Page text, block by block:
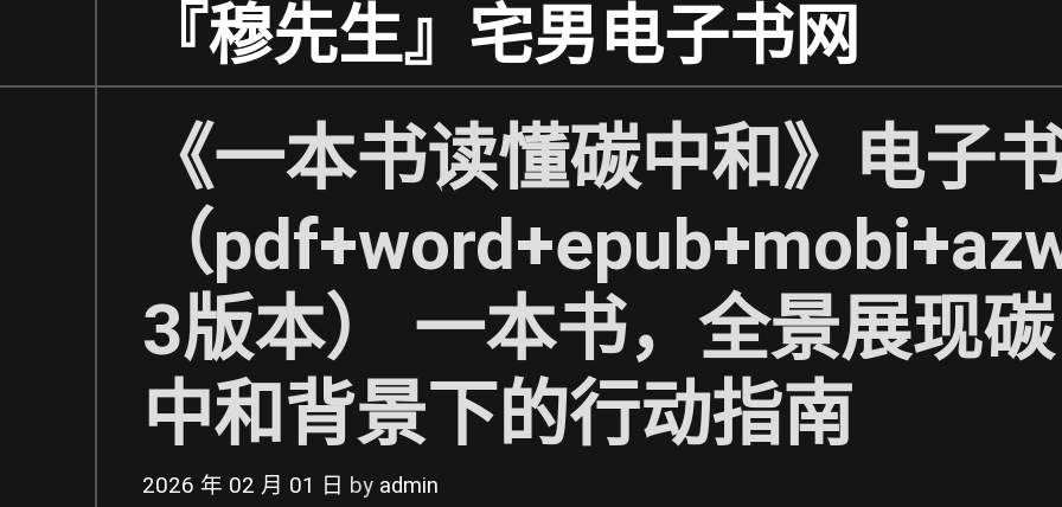
content
『穆先生』宅男电子书网
《一本书读懂碳中和》电子
（
3版本） 一本书，全景展现碳
中和背景下的行动指南
2026 年 02 月 01 日 by admin